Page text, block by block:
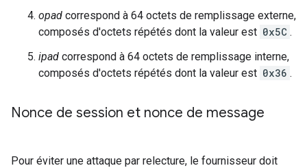
opad correspond à 64 octets de remplissage externe,
composés d'octets répétés dont la valeur est 0x5C .
ipad correspond à 64 octets de remplissage interne,
composés d'octets répétés dont la valeur est 0x36 .
Nonce de session et nonce de message
Pour éviter une attaque par relecture, le fournisseur doit